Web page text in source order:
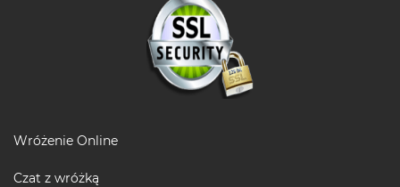
Wróżenie Online
Czat z wróżką